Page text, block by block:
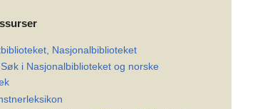
Nasjonalbiblioteket
i Nasjonalbiblioteket og norske